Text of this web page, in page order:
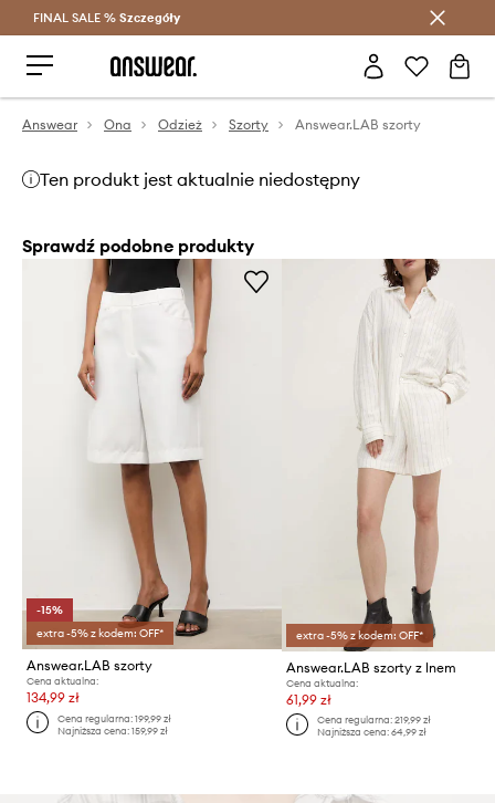
Oszczędzaj z Answear Club >
FINAL SALE % Szczegóły
Answear Ona Odzież Szorty Answear.LAB szorty
Ten produkt jest aktualnie niedostępny
Sprawdź podobne produkty
-15%
extra -5% z kodem: OFF*
Answear.LAB szorty
Cena aktualna:
134,99 zł
Cena regularna:199,99 zł
Najniższa cena:159,99 zł
extra -5% z kodem: OFF*
Answear.LAB szorty z lnem
Cena aktualna:
61,99 zł
Cena regularna: 219,99 zł
Najniższa cena: 64,99 zł